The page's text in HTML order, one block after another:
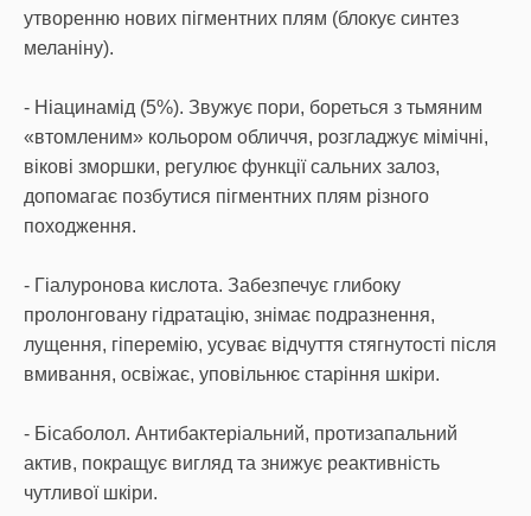
утворенню нових пігментних плям (блокує синтез
меланіну).
- Ніацинамід (5%). Звужує пори, бореться з тьмяним
«втомленим» кольором обличчя, розгладжує мімічні,
вікові зморшки, регулює функції сальних залоз,
допомагає позбутися пігментних плям різного
походження.
- Гіалуронова кислота. Забезпечує глибоку
пролонговану гідратацію, знімає подразнення,
лущення, гіперемію, усуває відчуття стягнутості після
вмивання, освіжає, уповільнює старіння шкіри.
- Бісаболол. Антибактеріальний, протизапальний
актив, покращує вигляд та знижує реактивність
чутливої шкіри.